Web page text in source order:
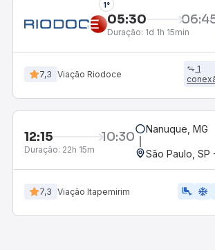
1°
05:30
Duração: 1d 1h 15min
7,3 Viação Riodoce
1
12:15 10:30
Duração:22h 15m
7,3 Viação Itapemirim airline_seat_legroom_extra ac_unit